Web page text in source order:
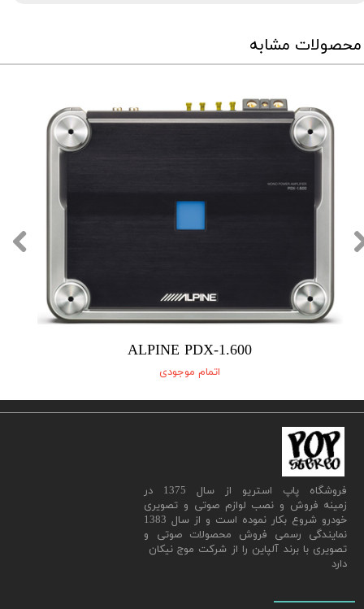
محصولات مشابه
ALPINE PDX-1.600
اتمام موجودی
​فروشگاه پاپ استریو از سال 1375 در
زمینه فروش و نصب لوازم صوتی و تصویری
خودرو شروع بکار نموده است و از سال 1383
نمایندگی رسمی فروش محصولات صوتی و
تصویری با برند آلپاین را از شرکت موج نیکان
دارد